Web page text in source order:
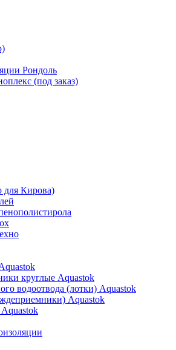
Рондоль
(под заказ)
для Кирова)
круглые Aquastok
водоотвода (лотки) Aquastok
Aquastok